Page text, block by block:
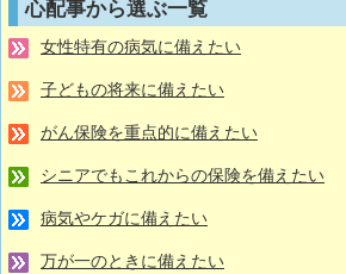
心配事から選ぶ一覧
女性特有の病気に備えたい
子どもの将来に備えたい
がん保険を重点的に備えたい
シニアでもこれからの保険を備えたい
病気やケガに備えたい
万が一のときに備えたい